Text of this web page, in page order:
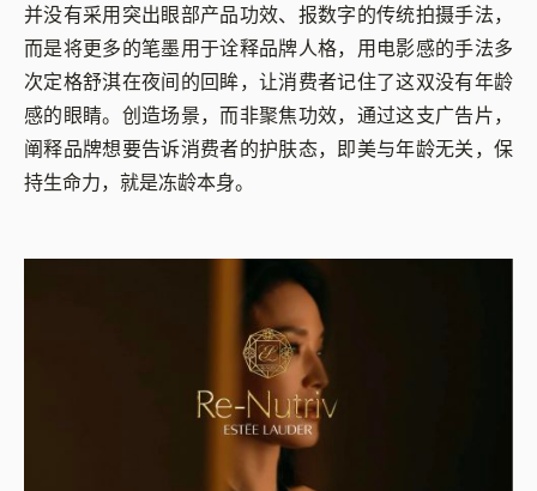
并没有采用突出眼部产品功效、报数字的传统拍摄手法，
而是将更多的笔墨用于诠释品牌人格，用电影感的手法多
次定格舒淇在夜间的回眸，让消费者记住了这双没有年龄
感的眼睛。创造场景，而非聚焦功效，通过这支广告片，
阐释品牌想要告诉消费者的护肤态，即美与年龄无关，保
持生命力，就是冻龄本身。